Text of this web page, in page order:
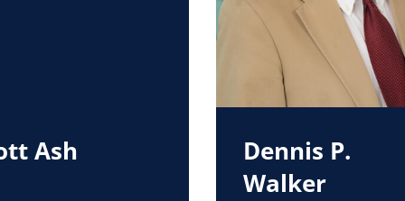
Ash
Dennis P.
Walker